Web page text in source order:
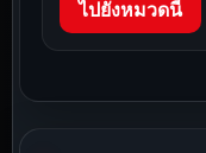
ไปยังหมวดนี้